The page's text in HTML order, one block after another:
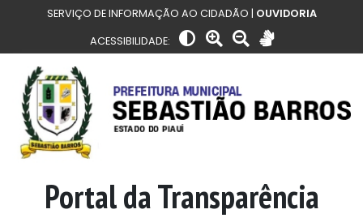
SERVIÇO DE INFORMAÇÃO AO CIDADÃO | OUVIDORIA
ACESSIBILIDADE:
Portal da Transparência